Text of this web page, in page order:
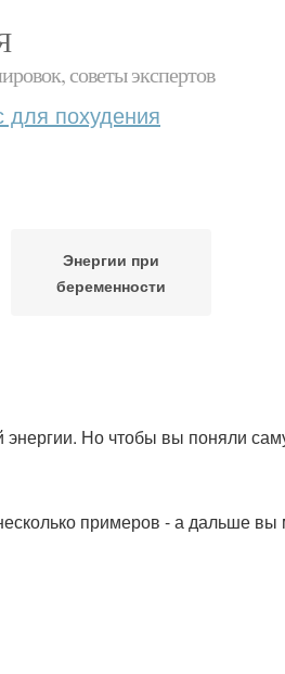
советы экспертов
для похудения
Энергии при
беременности
Но чтобы вы поняли
примеров - а дальше